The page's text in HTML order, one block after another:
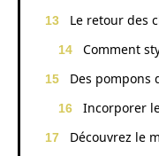
Le retour des
Comment
Des pompons
Incorporer
Découvrez le